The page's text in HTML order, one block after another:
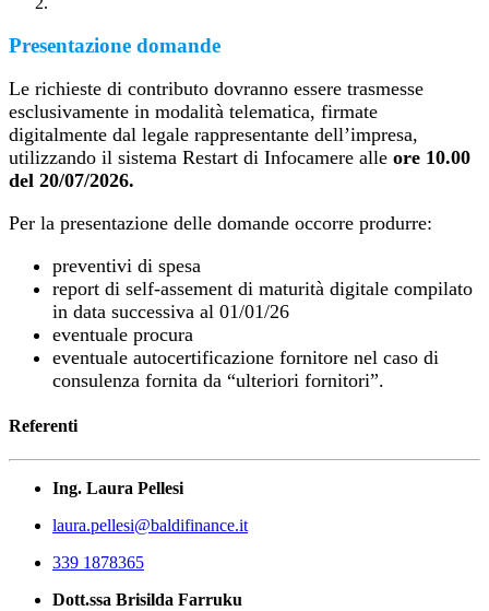
Presentazione domande
Le richieste di contributo dovranno essere trasmesse
esclusivamente in modalità telematica, firmate
digitalmente dal legale rappresentante dell’impresa,
utilizzando il sistema Restart di Infocamere alle ore 10.00
del 20/07/2026.
Per la presentazione delle domande occorre produrre:
preventivi di spesa
report di self-assement di maturità digitale compilato
in data successiva al 01/01/26
eventuale procura
eventuale autocertificazione fornitore nel caso di
consulenza fornita da “ulteriori fornitori”.
Referenti
Ing. Laura Pellesi
laura.pellesi@baldifinance.it
339 1878365
Dott.ssa Brisilda Farruku